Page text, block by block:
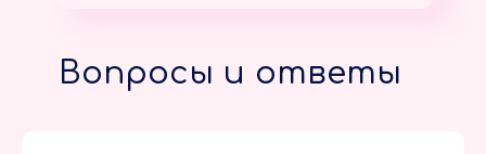
Вопросы и ответы